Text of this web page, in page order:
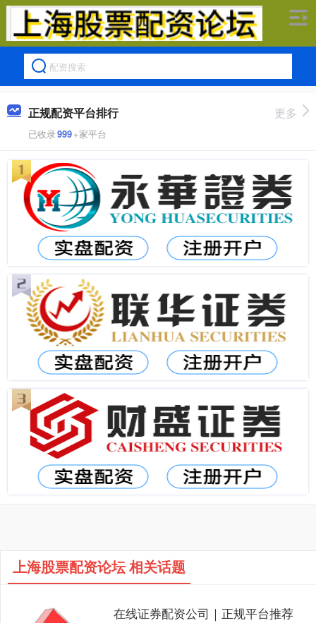
正规配资平台排行
已收录999+家平台
更多
上海股票配资论坛 相关话题
在线证券配资公司｜正规平台推荐